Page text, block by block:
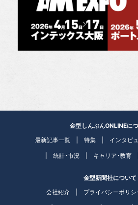
金型しんぶんONLINEに
最新記事一覧
特集 インタビ
統計・市況 キャリア・教育
金型新聞社について
会社紹介
プライバシーポリシ